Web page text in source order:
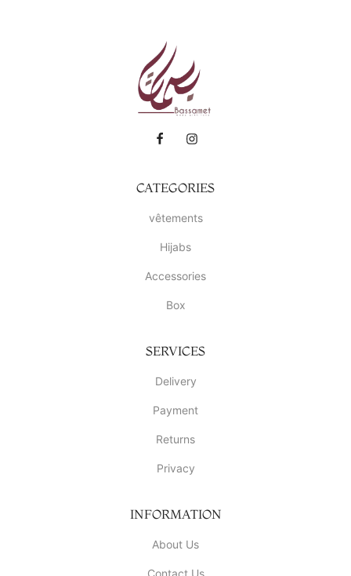
CATEGORIES
vêtements
Hijabs
Accessories
Box
SERVICES
Delivery
Payment
Returns
Privacy
INFORMATION
About Us